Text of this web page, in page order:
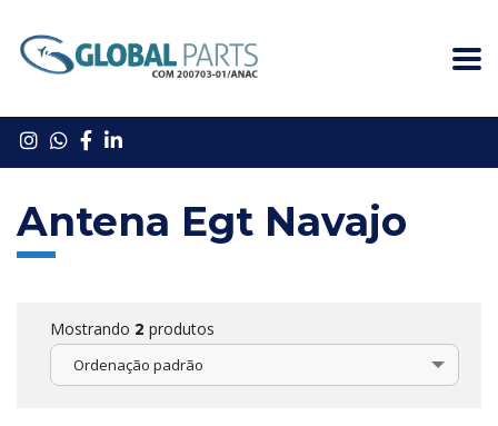
Antena Egt Navajo
Mostrando 2 produtos
Ordenação padrão